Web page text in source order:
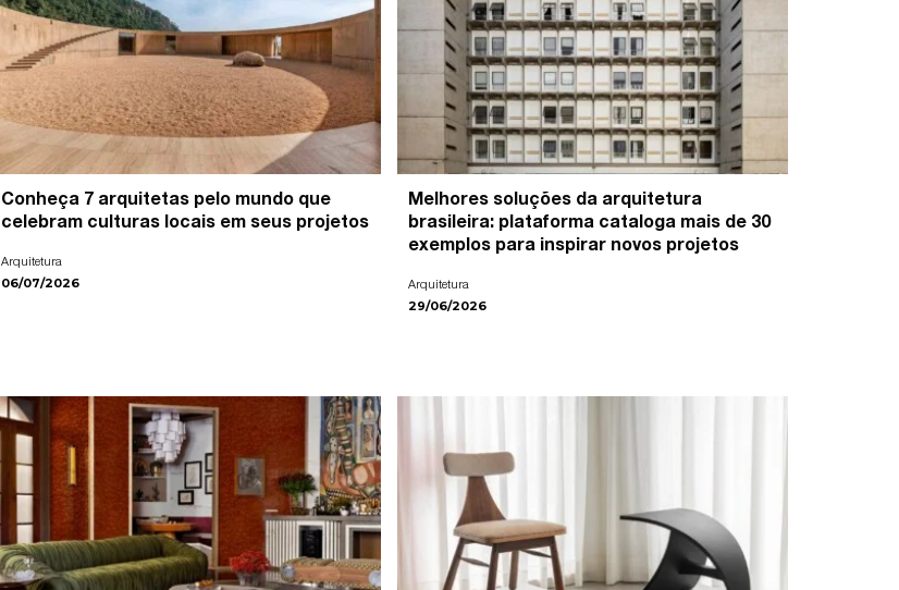
Conheça 7 arquitetas pelo mundo que
celebram culturas locais em seus projetos
Arquitetura
06/07/2026
Melhores soluções da arquitetura
brasileira: plataforma cataloga mais de 30
exemplos para inspirar novos projetos
Arquitetura
29/06/2026